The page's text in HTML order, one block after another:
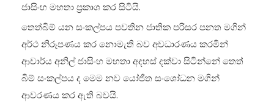
ජාසිංහ මහතා ප්‍රකාශ කර සිටියි.
තෙත්බිම් යන සංකල්පය පවතින ජාතික පරිසර පනත මගින්
අර්ථ නිරූපණය කර නොමැති බව අවධාරණය කරමින්
ආචාර්ය අනිල් ජාසිංහ මහතා අදහස් දක්වා සිටින්නේ තෙත්
බිම් සංකල්පය ද මෙම නව යෝජිත සංශෝධන මගින්
ආවරණය කර ඇති බවයි.